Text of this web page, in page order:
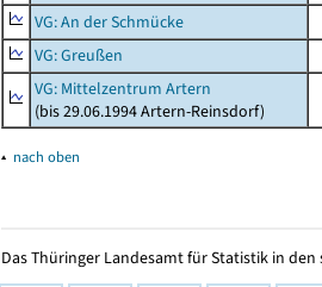
VG: An der Schmücke
VG: Greußen
VG: Mittelzentrum Artern
(bis 29.06.1994 Artern-Reinsdorf)
▴ nach oben
Das Thüringer Landesamt für Statistik in